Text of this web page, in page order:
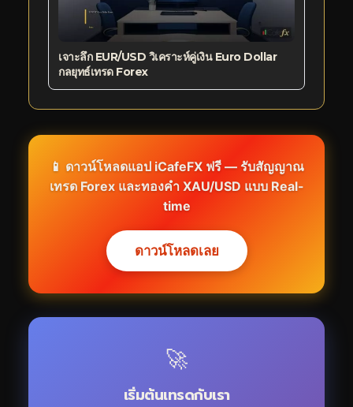
เจาะลึก EUR/USD วิเคราะห์คู่เงิน Euro Dollar
กลยุทธ์เทรด Forex
📱 ดาวน์โหลดแอป iCafeFX ฟรี — รับสัญญาณ
เทรด Forex และทองคำ XAU/USD แบบ Real-
time
ดาวน์โหลดเลย
🚀
เริ่มต้นเทรดกับเรา